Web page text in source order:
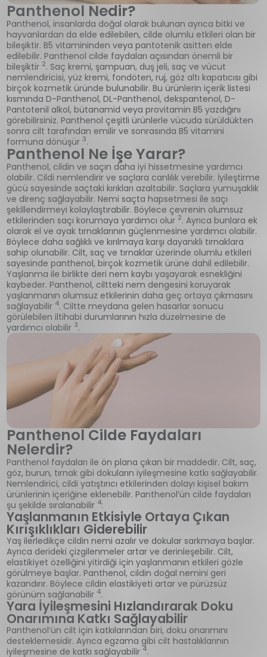
Panthenol Nedir?
Panthenol, insanlarda doğal olarak bulunan ayrıca bitki ve
hayvanlardan da elde edilebilen, cilde olumlu etkileri olan bir
bileşiktir. B5 vitamininden veya pantotenik asitten elde
edilebilir. Panthenol cilde faydaları açısından önemli bir
bileşiktir 2. Saç kremi, şampuan, duş jeli, saç ve vücut
nemlendiricisi, yüz kremi, fondöten, ruj, göz altı kapatıcısı gibi
birçok kozmetik üründe bulunabilir. Bu ürünlerin içerik listesi
kısmında D-Panthenol, DL-Panthenol, dekspantenol, D-
Pantotenil alkol, bütanamid veya provitamin B5 yazdığını
görebilirsiniz. Panthenol çeşitli ürünlerle vücuda sürüldükten
sonra cilt tarafından emilir ve sonrasında B5 vitamini
formuna dönüşür 3.
Panthenol Ne İşe Yarar?
Panthenol, cildin ve saçın daha iyi hissetmesine yardımcı
olabilir. Cildi nemlendirir ve saçlara canlılık verebilir. İyileştirme
gücü sayesinde saçtaki kırıkları azaltabilir. Saçlara yumuşaklık
ve direnç sağlayabilir. Nemi saçta hapsetmesi ile saçı
şekillendirmeyi kolaylaştırabilir. Böylece çevrenin olumsuz
etkilerinden saçı korumaya yardımcı olur 2. Ayrıca bunlara ek
olarak el ve ayak tırnaklarının güçlenmesine yardımcı olabilir.
Böylece daha sağlıklı ve kırılmaya karşı dayanıklı tırnaklara
sahip olunabilir. Cilt, saç ve tırnaklar üzerinde olumlu etkileri
sayesinde panthenol, birçok kozmetik ürüne dahil edilebilir.
Yaşlanma ile birlikte deri nem kaybı yaşayarak esnekliğini
kaybeder. Panthenol, ciltteki nem dengesini koruyarak
yaşlanmanın olumsuz etkilerinin daha geç ortaya çıkmasını
sağlayabilir 4. Ciltte meydana gelen hasarlar sonucu
görülebilen iltihabi durumlarının hızla düzelmesine de
yardımcı olabilir 3.
Panthenol Cilde Faydaları
Nelerdir?
Panthenol faydaları ile ön plana çıkan bir maddedir. Cilt, saç,
göz, burun, tırnak gibi dokuların iyileşmesine katkı sağlayabilir.
Nemlendirici, cildi yatıştırıcı etkilerinden dolayı kişisel bakım
ürünlerinin içeriğine eklenebilir. Panthenol’ün cilde faydaları
şu şekilde sıralanabilir 4:
Yaşlanmanın Etkisiyle Ortaya Çıkan
Kırışıklıkları Giderebilir
Yaş ilerledikçe cildin nemi azalır ve dokular sarkmaya başlar.
Ayrıca derideki çizgilenmeler artar ve derinleşebilir. Cilt,
elastikiyet özelliğini yitirdiği için yaşlanmanın etkileri gözle
görülmeye başlar. Panthenol, cildin doğal nemini geri
kazandırır. Böylece cildin elastikiyeti artar ve pürüzsüz
görünüm sağlanabilir 4.
Yara İyileşmesini Hızlandırarak Doku
Onarımına Katkı Sağlayabilir
Panthenol’ün cilt için katkılarından biri, doku onarımını
desteklemesidir. Ayrıca egzama gibi cilt hastalıklarının
iyileşmesine de katkı sağlayabilir 4.